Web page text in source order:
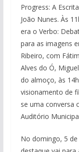
Progress: A
João Nunes. Às
era o Verbo:
para as imagens
Ribeiro, com
Alves do Ó,
do almoço, às
visionamento de
se uma conversa
Auditório
No domingo, 5